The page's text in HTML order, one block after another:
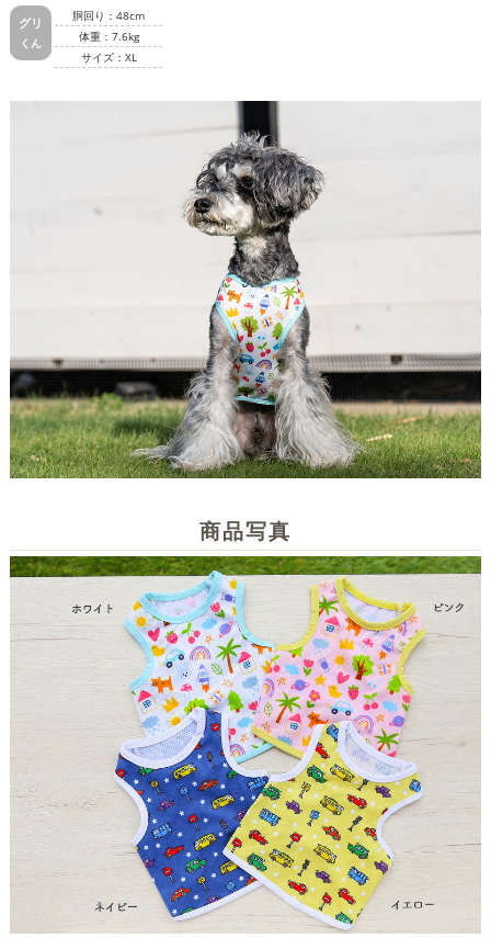
グリ
くん
胴回り：48cm
体重：7.6kg
サイズ：XL
商品写真